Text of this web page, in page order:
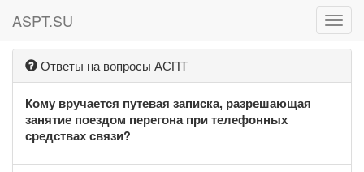
ASPT.SU
Ответы на вопросы АСПТ
Кому вручается путевая записка, разрешающая
занятие поездом перегона при телефонных
средствах связи?